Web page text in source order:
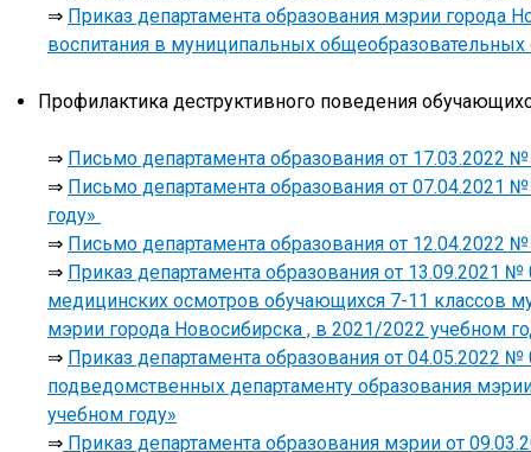
⇒ Приказ департамента образования мэрии города
воспитания в муниципальных
Профилактика деструктивного поведения
⇒ Письмо департамента образования от 17.03.2022
⇒ Письмо департамента образования от 07.04.2021
году»
⇒ Письмо департамента образования от
⇒ Приказ департамента образования от 13.09.2021
медицинских осмотров обучающихся 7-11 классов
мэрии города Новосибирска , в 2021/2022 учебном
⇒ Приказ департамента образования от 04.05.2022
подведомственных департаменту образования
учебном году»
⇒ Приказ департамента образования мэрии от